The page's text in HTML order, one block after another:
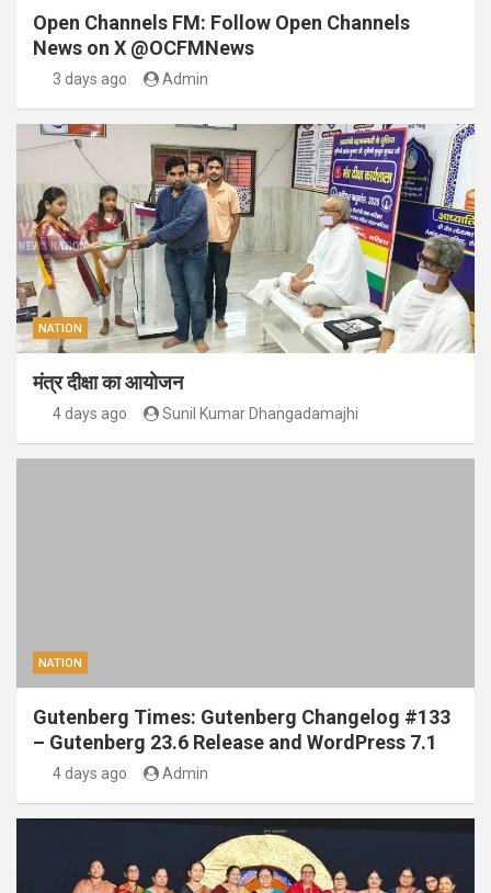
Open Channels FM: Follow Open Channels
News on X @OCFMNews
3 days ago Admin
NATION
मंत्र दीक्षा का आयोजन
4 days ago Sunil Kumar Dhangadamajhi
NATION
Gutenberg Times: Gutenberg Changelog #133
– Gutenberg 23.6 Release and WordPress 7.1
4 days ago Admin